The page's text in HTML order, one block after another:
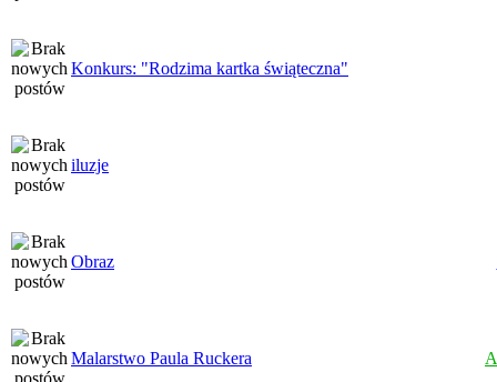
Konkurs: "Rodzima kartka świąteczna"
iluzje
Obraz
Malarstwo Paula Ruckera